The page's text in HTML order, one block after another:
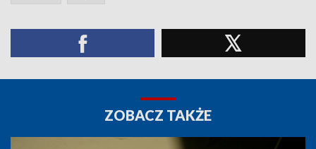
ZOBACZ TAKŻE